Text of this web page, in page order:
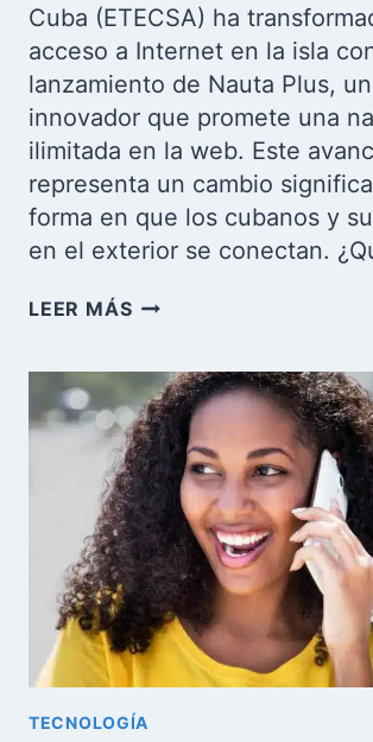
Cuba (ETECSA) ha
acceso a Internet en la isla
lanzamiento de Nauta Plus,
innovador que promete una
ilimitada en la web. Este
representa un cambio
forma en que los cubanos y
en el exterior se conectan.
LEER MÁSNAUTA
CUBA:
CONEXIÓN
ILIMITADA
A
INTERNET
PAGANDO
EN
DÓLARES
TECNOLOGÍA